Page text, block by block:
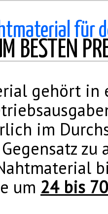
für
BESTEN
gehört
im
um 24 bis